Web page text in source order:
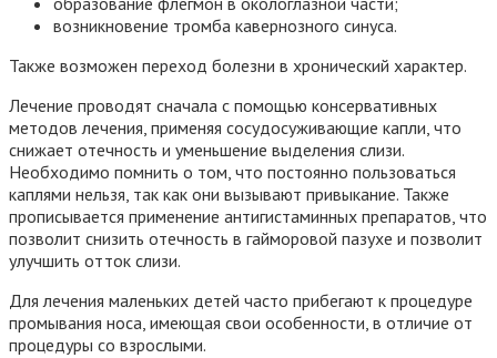
возникновение тромба кавернозного синуса.
Также возможен переход болезни в хронический характер.
Лечение проводят сначала с помощью консервативных
методов лечения, применяя сосудосуживающие капли, что
снижает отечность и уменьшение выделения слизи.
Необходимо помнить о том, что постоянно пользоваться
каплями нельзя, так как они вызывают привыкание. Также
прописывается применение антигистаминных препаратов, что
позволит снизить отечность в гайморовой пазухе и позволит
улучшить отток слизи.
Для лечения маленьких детей часто прибегают к процедуре
промывания носа, имеющая свои особенности, в отличие от
процедуры со взрослыми.